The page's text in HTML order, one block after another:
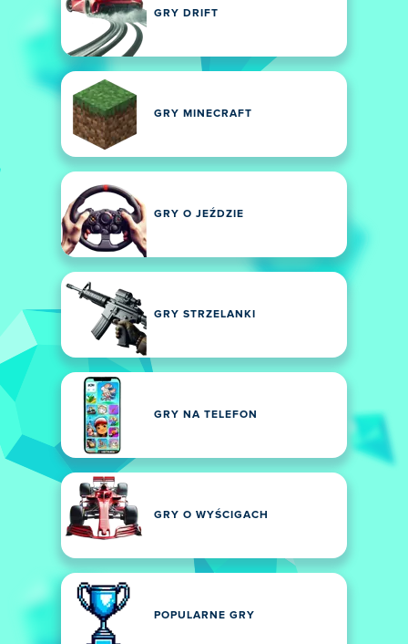
GRY DRIFT
GRY MINECRAFT
GRY O JEŹDZIE
GRY STRZELANKI
GRY NA TELEFON
GRY O WYŚCIGACH
POPULARNE GRY